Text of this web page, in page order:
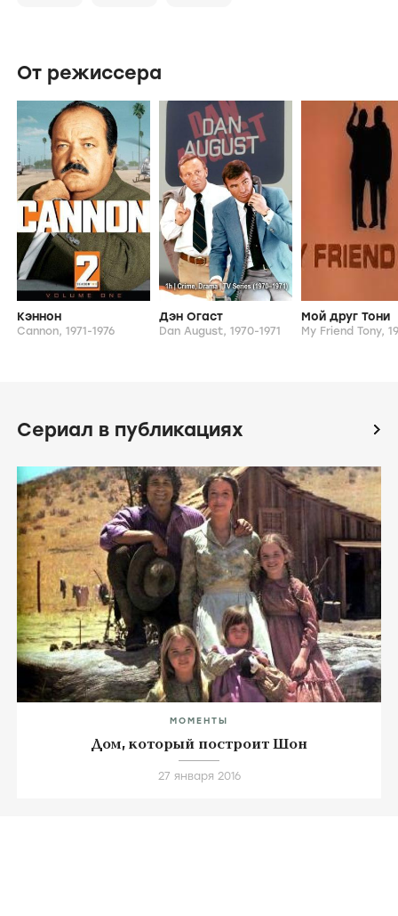
От режиссера
Кэннон
Cannon, 1971-1976
Дэн Огаст
Dan August, 1970-1971
Мой друг Тони
My Friend Tony,
Сериал в публикациях icon
МОМЕНТЫ
Дом, который построит Шон
27 января 2016